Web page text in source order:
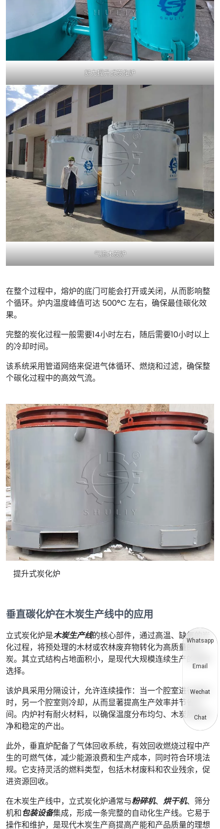
舒力提升式炭化炉
气流木炭炉
在整个过程中，熔炉的底门可能会打开或关闭，从而影响整
个循环。炉内温度峰值可达 500°C 左右，确保最佳碳化效
果。
完整的炭化过程一般需要14小时左右，随后需要10小时以上
的冷却时间。
该系统采用管道网络来促进气体循环、燃烧和过滤，确保整
个碳化过程中的高效气流。
提升式炭化炉
垂直碳化炉在木炭生产线中的应用
立式炭化炉是木炭生产线的核心部件，通过高温、缺氧的炭
化过程，将预处理的木材或农林废弃物转化为高质量的木
炭。其立式结构占地面积小，是现代大规模连续生产的理想
选择。
该炉具采用分隔设计，允许连续操作：当一个腔室进行碳化
时，另一个腔室则冷却，从而显著提高生产效率并节省时
间。内炉衬有耐火材料，以确保温度分布均匀、木炭质量纯
净和稳定的产出。
此外，垂直炉配备了气体回收系统，有效回收燃烧过程中产
生的可燃气体，减少能源浪费和生产成本，同时符合环境法
规。它支持灵活的燃料类型，包括木材废料和农业残余，促
进资源回收。
在木炭生产线中，立式炭化炉通常与粉碎机、 烘干机、筛分
机和包装设备集成，形成一条完整的自动化生产线。它易于
操作和维护，是现代木炭生产商提高产能和产品质量的理想
Whatsapp
Email
Wechat
Chat